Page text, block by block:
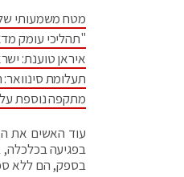
מטח משמעותי של
"תהליכי עומק
איראן טוענת:
תעלומת
מתקפה נוספת
עוד האשים את
בפגיעה
בספק, הם ללא